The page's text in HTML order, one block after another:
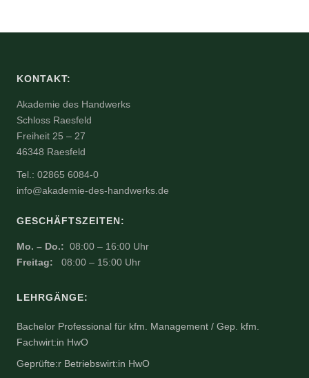
KONTAKT:
Akademie des Handwerks
Schloss Raesfeld
Freiheit 25 – 27
46348 Raesfeld
Tel.: 02865 6084-0
info@akademie-des-handwerks.de
GESCHÄFTSZEITEN:
Mo. – Do.: 08:00 – 16:00 Uhr
Freitag:
08:00 – 15:00 Uhr
LEHRGÄNGE:
Bachelor Professional für kfm. Management / Gep. kfm.
Fachwirt:in HwO
Geprüfte:r Betriebswirt:in HwO